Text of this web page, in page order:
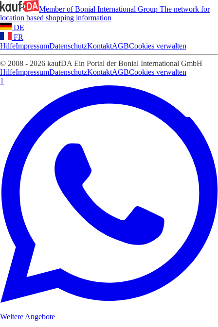
Member of Bonial International Group The network for
location based shopping information
DE
FR
HilfeImpressumDatenschutzKontaktAGBCookies verwalten
© 2008 - 2026 kaufDA Ein Portal der Bonial International GmbH
HilfeImpressumDatenschutzKontaktAGBCookies verwalten
1
Weitere Angebote